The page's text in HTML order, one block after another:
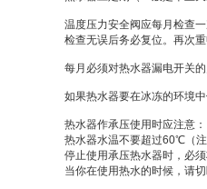
温度压力安全阀应每月检查
检查无误后务必复位。再次
每月必须对热水器漏电开关
如果热水器要在冰冻的环境
热水器作承压使用时应注意：
热水器水温不要超过60℃ （
停止使用承压热水器时，必
当你在使用热水的时候，请